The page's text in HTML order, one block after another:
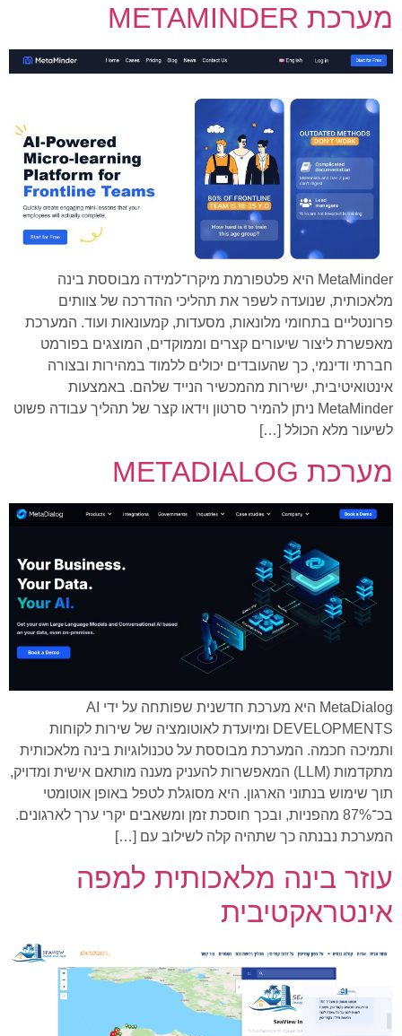
מערכת METAMINDER
MetaMinder היא פלטפורמת מיקרו־למידה מבוססת בינה
מלאכותית, שנועדה לשפר את תהליכי ההדרכה של צוותים
פרונטליים בתחומי מלונאות, מסעדות, קמעונאות ועוד. המערכת
מאפשרת ליצור שיעורים קצרים וממוקדים, המוצגים בפורמט
חברתי ודינמי, כך שהעובדים יכולים ללמוד במהירות ובצורה
אינטואיטיבית, ישירות מהמכשיר הנייד שלהם. באמצעות
MetaMinder ניתן להמיר סרטון וידאו קצר של תהליך עבודה פשוט
לשיעור מלא הכולל […]
מערכת METADIALOG
MetaDialog היא מערכת חדשנית שפותחה על ידי AI
DEVELOPMENTS ומיועדת לאוטומציה של שירות לקוחות
ותמיכה חכמה. המערכת מבוססת על טכנולוגיות בינה מלאכותית
מתקדמות (LLM) המאפשרות להעניק מענה מותאם אישית ומדויק,
תוך שימוש בנתוני הארגון. היא מסוגלת לטפל באופן אוטומטי
בכ־87% מהפניות, ובכך חוסכת זמן ומשאבים יקרי ערך לארגונים.
המערכת נבנתה כך שתהיה קלה לשילוב עם […]
עוזר בינה מלאכותית למפה
אינטראקטיבית